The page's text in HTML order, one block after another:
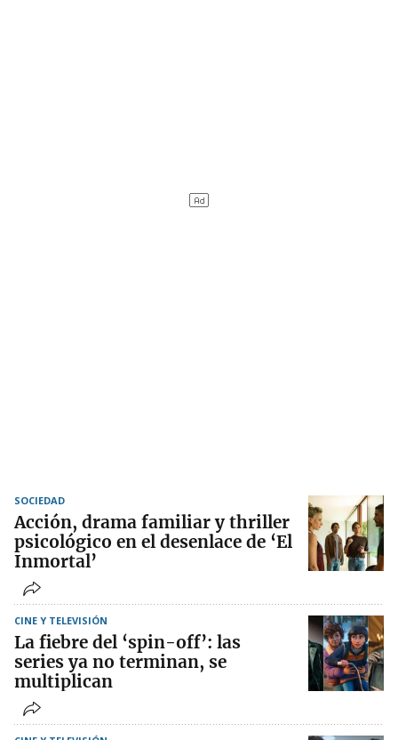
SOCIEDAD
Acción, drama familiar y thriller
psicológico en el desenlace de ‘El
Inmortal’
CINE Y TELEVISIÓN
La fiebre del ‘spin-off’: las
series ya no terminan, se
multiplican